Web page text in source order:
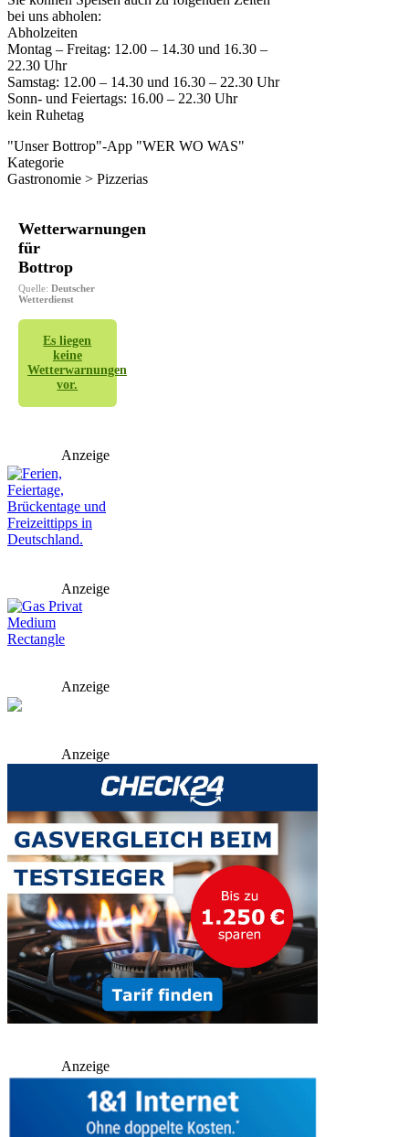
bei uns abholen:
Abholzeiten
Montag – Freitag: 12.00 – 14.30 und 16.30 –
22.30 Uhr
Samstag: 12.00 – 14.30 und 16.30 – 22.30 Uhr
Sonn- und Feiertags: 16.00 – 22.30 Uhr
kein Ruhetag
"Unser Bottrop"-App "WER WO WAS"
Kategorie
Gastronomie > Pizzerias
Wetterwarnungen
für
Bottrop
Quelle: Deutscher
Wetterdienst
Es liegen
keine
Wetterwarnungen
vor.
Anzeige
Anzeige
Anzeige
Anzeige
Anzeige